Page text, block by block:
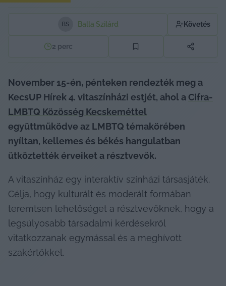
BS Balla Szilárd Követés
2 perc
November 15-én, pénteken rendezték meg a
KecsUP Hírek 4. vitaszínházi estjét, ahol a Cifra-
LMBTQ Közösség Kecskeméttel
együttműködve az LMBTQ témakörében
nyíltan, kellemes és békés hangulatban
ütköztették érveiket a résztvevők.
A vitaszínház egy interaktív színházi társasjáték.
Célja, hogy kulturált és moderált formában
teremtsen lehetőséget a résztvevőknek, hogy a
legsúlyosabb társadalmi kérdésekről
vitatkozzanak egymással és a meghívott
szakértőkkel.